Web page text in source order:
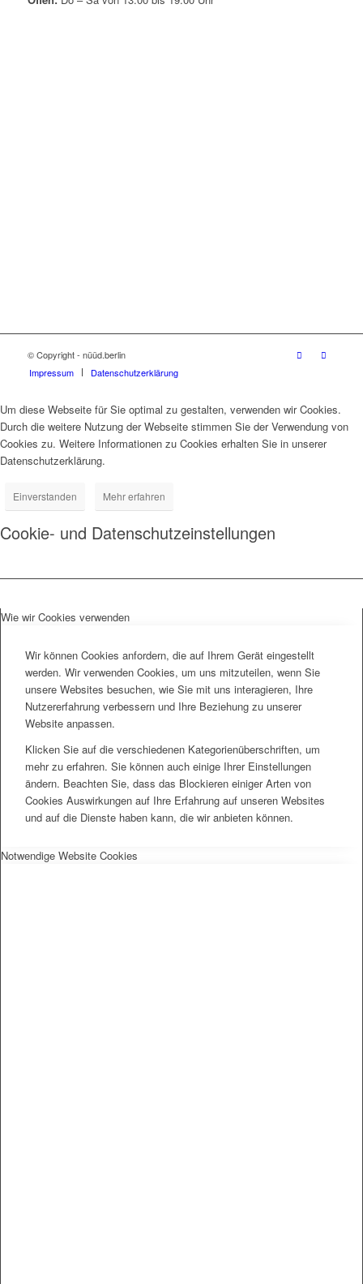
© Copyright - nüüd.berlin
Impressum
Datenschutzerklärung
Um diese Webseite für Sie optimal zu gestalten, verwenden wir Cookies.
Durch die weitere Nutzung der Webseite stimmen Sie der Verwendung von
Cookies zu. Weitere Informationen zu Cookies erhalten Sie in unserer
Datenschutzerklärung.
Einverstanden Mehr erfahren
Cookie- und Datenschutzeinstellungen
Wie wir Cookies verwenden
Wir können Cookies anfordern, die auf Ihrem Gerät eingestellt
werden. Wir verwenden Cookies, um uns mitzuteilen, wenn Sie
unsere Websites besuchen, wie Sie mit uns interagieren, Ihre
Nutzererfahrung verbessern und Ihre Beziehung zu unserer
Website anpassen.
Klicken Sie auf die verschiedenen Kategorienüberschriften, um
mehr zu erfahren. Sie können auch einige Ihrer Einstellungen
ändern. Beachten Sie, dass das Blockieren einiger Arten von
Cookies Auswirkungen auf Ihre Erfahrung auf unseren Websites
und auf die Dienste haben kann, die wir anbieten können.
Notwendige Website Cookies